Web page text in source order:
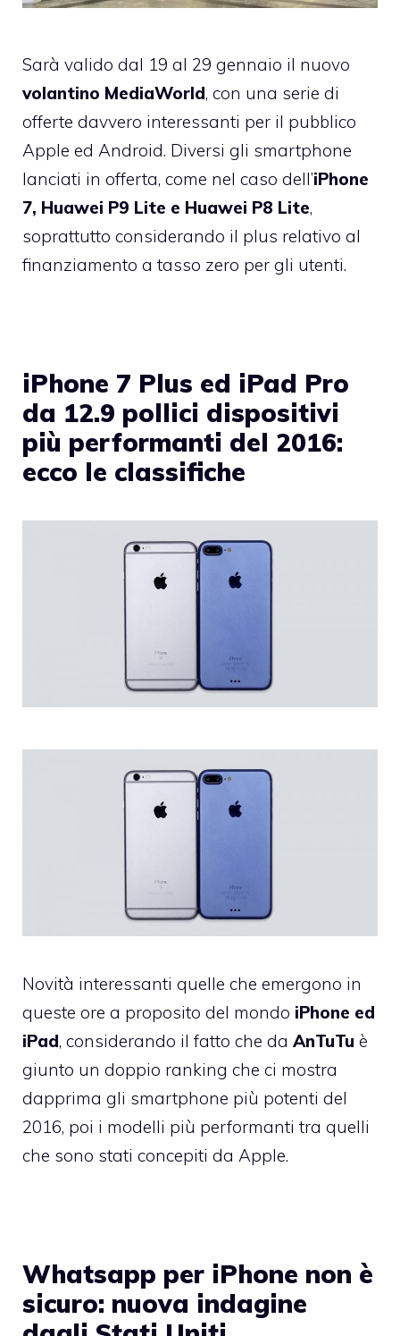
Sarà valido dal 19 al 29 gennaio il nuovo
volantino MediaWorld, con una serie di
offerte davvero interessanti per il pubblico
Apple ed Android. Diversi gli smartphone
lanciati in offerta, come nel caso dell’iPhone
7, Huawei P9 Lite e Huawei P8 Lite,
soprattutto considerando il plus relativo al
finanziamento a tasso zero per gli utenti.
iPhone 7 Plus ed iPad Pro
da 12.9 pollici dispositivi
più performanti del 2016:
ecco le classifiche
Novità interessanti quelle che emergono in
queste ore a proposito del mondo iPhone ed
iPad, considerando il fatto che da AnTuTu è
giunto un doppio ranking che ci mostra
dapprima gli smartphone più potenti del
2016, poi i modelli più performanti tra quelli
che sono stati concepiti da Apple.
Whatsapp per iPhone non è
sicuro: nuova indagine